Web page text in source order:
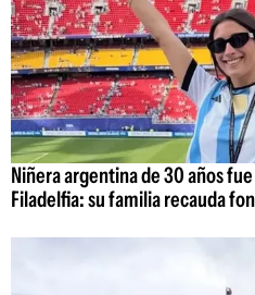
Niñera argentina de 30 años
Filadelfia: su familia recauda